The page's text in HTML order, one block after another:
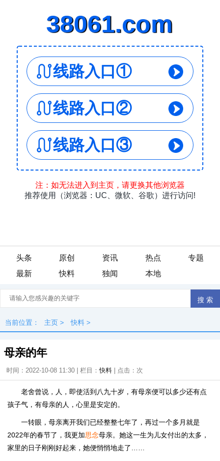
头条 原创 资讯 热点
专题
最新
快料 独闻 本地
当前位置： 主页 > 快料 >
母亲的年
时间：2022-10-08 11:30 | 栏目：快料 | 点击： 次
老舍曾说，人，即使活到八九十岁，有母亲便可以多少还有点
孩子气，有母亲的人，心里是安定的。
一转眼，母亲离开我们已经整整七年了，再过一个多月就是
2022年的春节了，我更加思念母亲。她这一生为儿女付出的太多，
家里的日子刚刚好起来，她便悄悄地走了……